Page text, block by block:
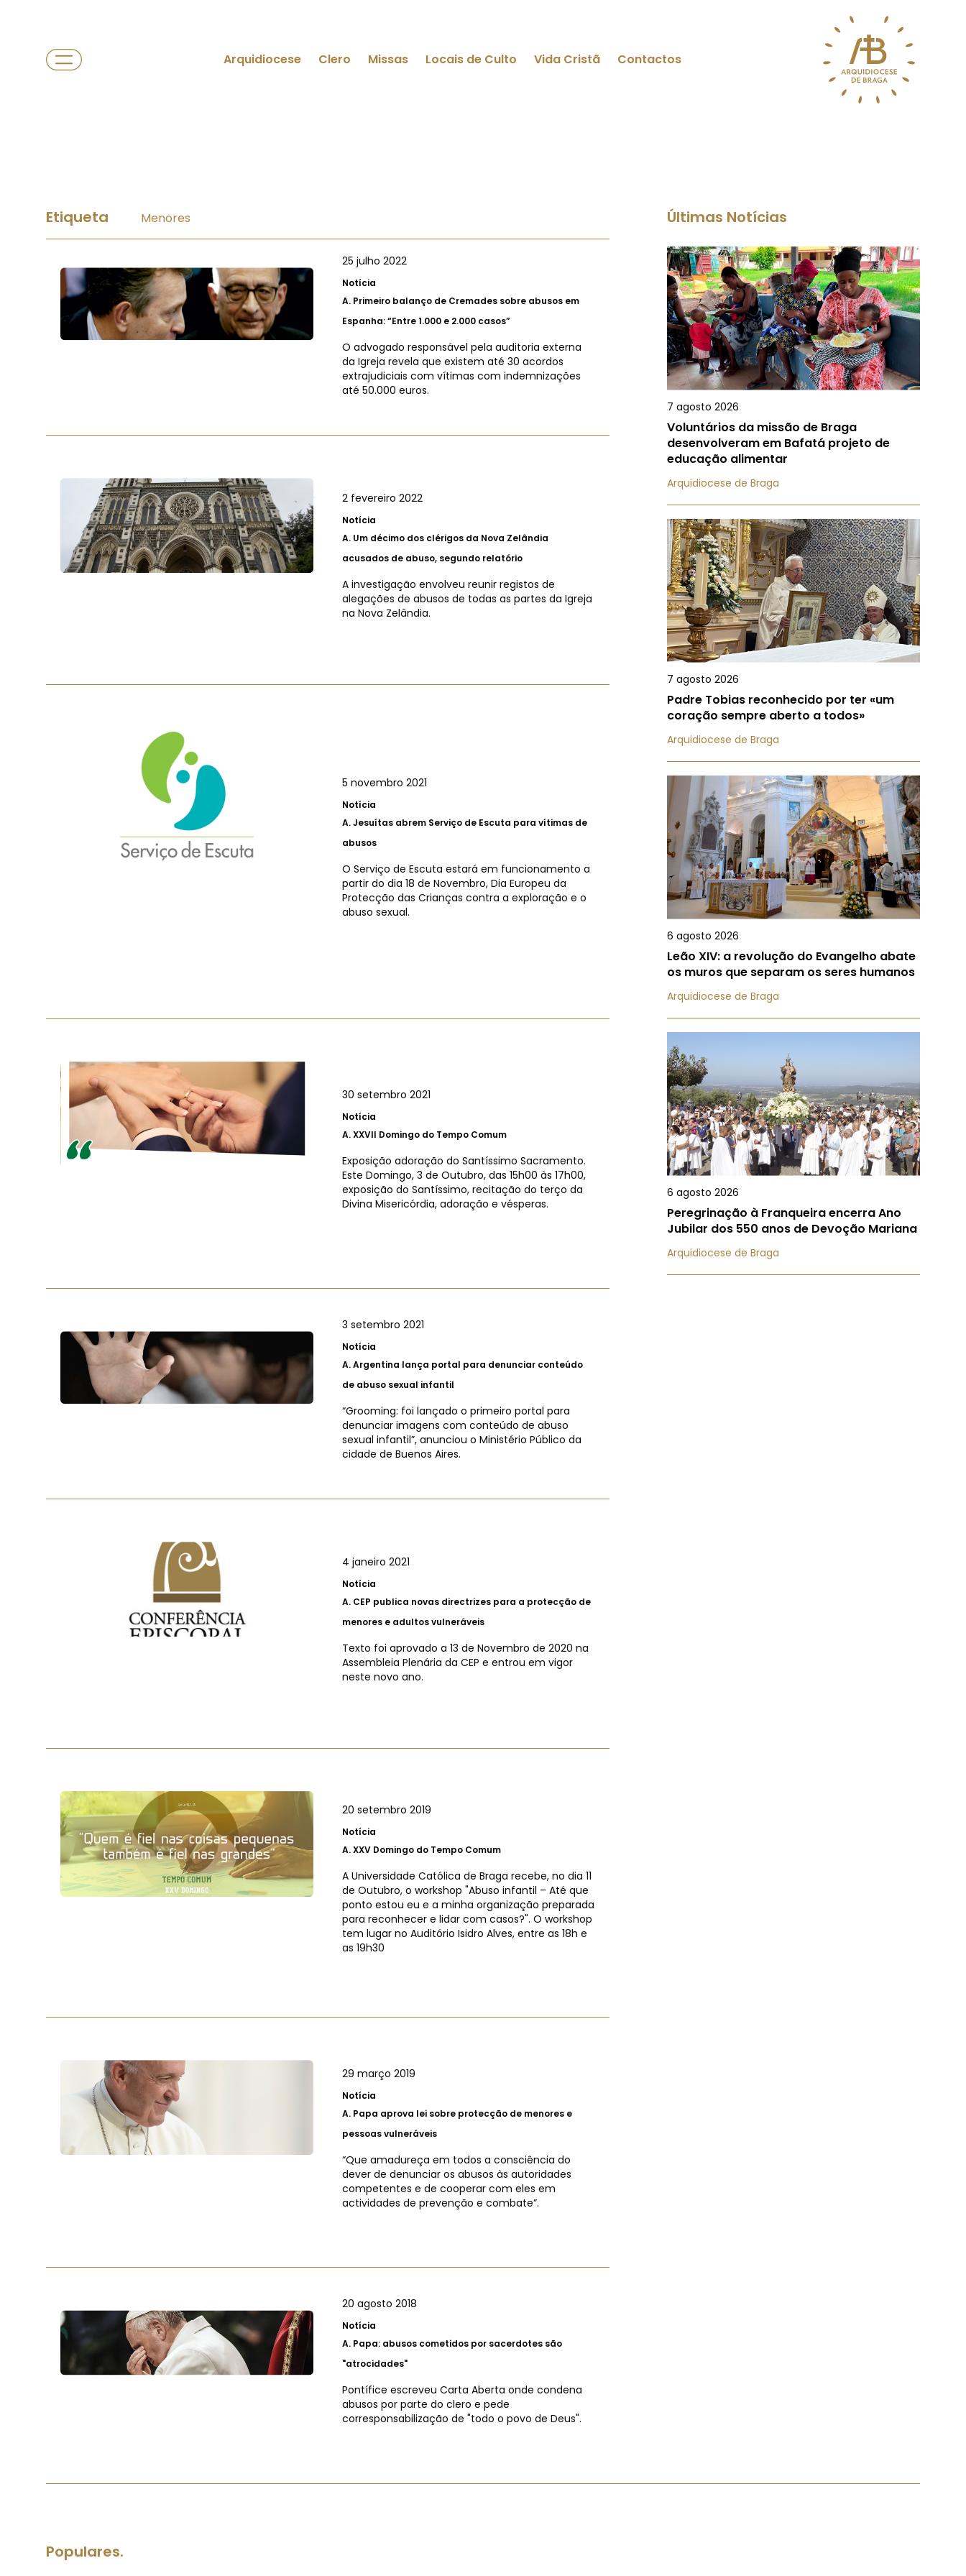
Arquidiocese Clero Missas Locais de Culto Vida Cristã Contactos
Etiqueta Menores
25 julho 2022
Notícia
A. Primeiro balanço de Cremades sobre abusos em
Espanha: “Entre 1.000 e 2.000 casos”
O advogado responsável pela auditoria externa
da Igreja revela que existem até 30 acordos
extrajudiciais com vítimas com indemnizações
até 50.000 euros.
2 fevereiro 2022
Notícia
A. Um décimo dos clérigos da Nova Zelândia
acusados ​​de abuso, segundo relatório
A investigação envolveu reunir registos de
alegações de abusos de todas as partes da Igreja
na Nova Zelândia.
5 novembro 2021
Notícia
A.Jesuítas abrem Serviço de Escuta para vítimas de
abusos
O Serviço de Escuta estará em funcionamento a
partir do dia 18 de Novembro, Dia Europeu da
Protecção das Crianças contra a exploração e o
abuso sexual.
30 setembro 2021
Notícia
A.XXVII Domingo do Tempo Comum
Exposição adoração do Santíssimo Sacramento.
Este Domingo, 3 de Outubro, das 15h00 às 17h00,
exposição do Santíssimo, recitação do terço da
Divina Misericórdia, adoração e vésperas.
3 setembro 2021
Notícia
A.Argentina lança portal para denunciar conteúdo
de abuso sexual infantil
“Grooming: foi lançado o primeiro portal para
denunciar imagens com conteúdo de abuso
sexual infantil”, anunciou o Ministério Público da
cidade de Buenos Aires.
4 janeiro 2021
Notícia
A. CEP publica novas directrizes para a protecção de
menores e adultos vulneráveis
Texto foi aprovado a 13 de Novembro de 2020 na
Assembleia Plenária da CEP e entrou em vigor
neste novo ano.
20 setembro 2019
Notícia
A.XXV Domingo do Tempo Comum
A Universidade Católica de Braga recebe, no dia 11
de Outubro, o workshop "Abuso infantil – Até que
ponto estou eu e a minha organização preparada
para reconhecer e lidar com casos?". O workshop
tem lugar no Auditório Isidro Alves, entre as 18h e
as 19h30
29 março 2019
Notícia
A. Papa aprova lei sobre protecção de menores e
pessoas vulneráveis
“Que amadureça em todos a consciência do
dever de denunciar os abusos às autoridades
competentes e de cooperar com eles em
actividades de prevenção e combate”.
20 agosto 2018
Notícia
A. Papa: abusos cometidos por sacerdotes são
"atrocidades"
Pontífice escreveu Carta Aberta onde condena
abusos por parte do clero e pede
corresponsabilização de "todo o povo de Deus".
Últimas Notícias
7 agosto 2026
Voluntários da missão de Braga
desenvolveram em Bafatá projeto de
educação alimentar
Arquidiocese de Braga
7 agosto 2026
Padre Tobias reconhecido por ter «um
coração sempre aberto a todos»
Arquidiocese de Braga
6 agosto 2026
Leão XIV: a revolução do Evangelho abate
os muros que separam os seres humanos
Arquidiocese de Braga
6 agosto 2026
Peregrinação à Franqueira encerra Ano
Jubilar dos 550 anos de Devoção Mariana
Arquidiocese de Braga
Populares.